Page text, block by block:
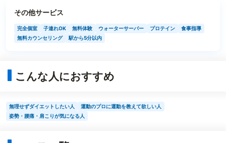
その他サービス
完全個室 子連れOK 無料体験 ウォーターサーバー プロテイン
食事指導
無料カウンセリング
駅から5分以内
こんな人におすすめ
無理せずダイエットしたい人
運動のプロに運動を教えて欲しい人
姿勢・腰痛・肩こりが気になる人